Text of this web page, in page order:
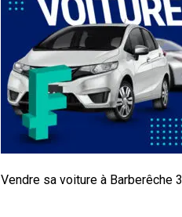
Vendre sa voiture à Barberêche 3